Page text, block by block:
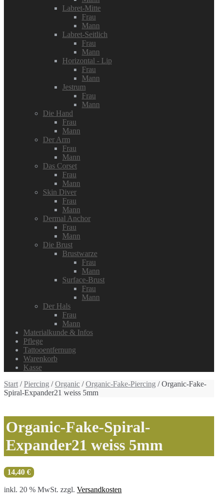
Labret-Mitte
Frau
Mann
Labret-Seitlich
Frau
Mann
Horizontal - Lip
Frau
Mann
Jestrum
Frau
Mann
Die Hand
Frau
Mann
Der Arm
Frau
Mann
Das Corset
Frau
Mann
Skin Diver
Frau
Mann
Dermal Anchor
Frau
Mann
Die Brust
Brustwarze
Frau
Mann
Surface-Brust
Frau
Mann
Der Hals
Frau
Mann
Materialkunde & Infos
Pflege
Tattooentfernung
Warenkorb
Kasse
Start /Piercing /Organic /Organic-Fake-Piercing / Organic-Fake-
Spiral-Expander21 weiss 5mm
Organic-Fake-Spiral-
Expander21 weiss 5mm
14,40 €
inkl. 20 % MwSt. zzgl. Versandkosten